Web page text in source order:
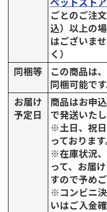
ごとのご注
込）以上の
はございま
く）
同梱等
この商品は、
同梱可能です
お届け
予定日
商品はお申
で発送いたし
※土日、祝
っております
※在庫状況
って、お届
すので予め
※コンビニ
いはご入金